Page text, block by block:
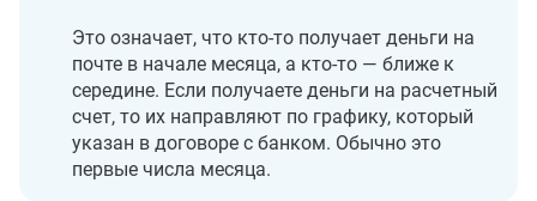
Это означает, что кто-то получает деньги на
почте в начале месяца, а кто-то — ближе к
середине. Если получаете деньги на расчетный
счет, то их направляют по графику, который
указан в договоре с банком. Обычно это
первые числа месяца.